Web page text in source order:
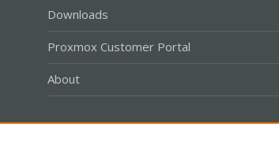
Downloads
Proxmox Customer Portal
About